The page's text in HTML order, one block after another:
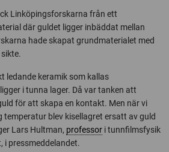
Linköpingsforskarna från ett
där guldet ligger inbäddat mellan
hade skapat grundmaterialet med
ledande keramik som kallas
i tunna lager. Då var tanken att
för att skapa en kontakt. Men när vi
blev kisellagret ersatt av guld
Lars Hultman, professor i tunnfilmsfysik
i pressmeddelandet.